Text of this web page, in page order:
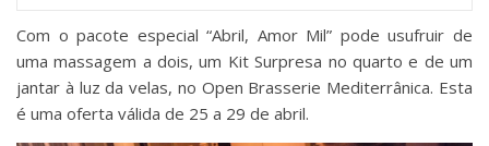
Com o pacote especial “Abril, Amor Mil” pode usufruir de
uma massagem a dois, um Kit Surpresa no quarto e de um
jantar à luz da velas, no Open Brasserie Mediterrânica. Esta
é uma oferta válida de 25 a 29 de abril.